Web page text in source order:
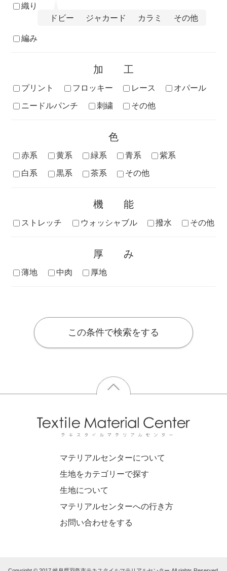
織り
ドビー
ジャカード カラミ その他
編み
加工
プリント フロッキー レース
オパール
ニードルパンチ
刺繍 その他
色
赤系 黄系 緑系 青系
紫系
白系
黒系 茶系 その他
機能
ストレッチ ウォッシャブル 撥水 その他
厚み
薄地 中肉 厚地
この条件で検索をする
マテリアルセンターについて
生地をカテゴリーで探す
生地について
マテリアルセンターへの行き方
お問い合わせをする